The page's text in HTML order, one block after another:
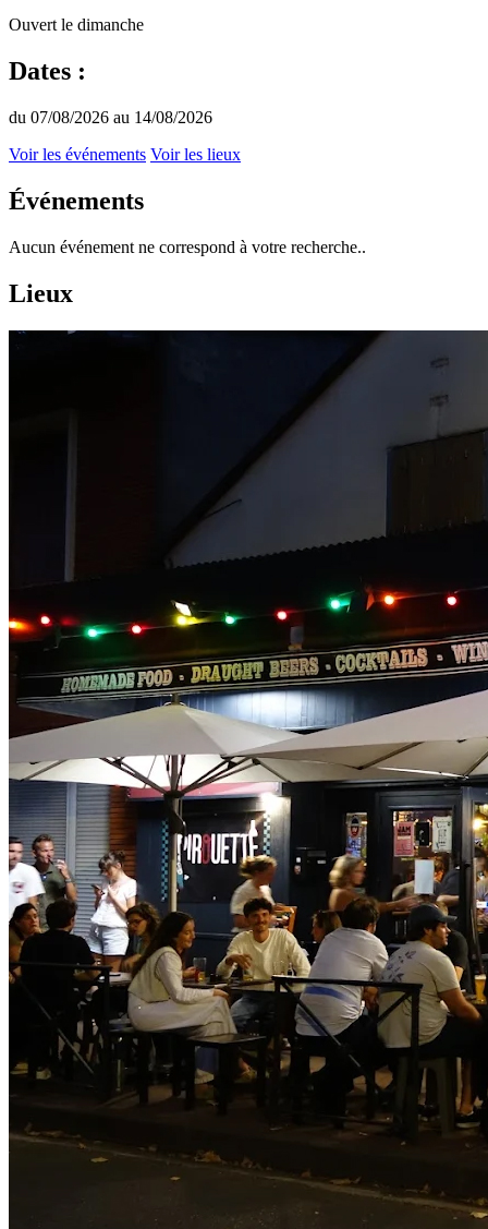
Ouvert le dimanche
Dates :
du 07/08/2026 au 14/08/2026
Voir les événements Voir les lieux
Événements
Aucun événement ne correspond à votre recherche..
Lieux